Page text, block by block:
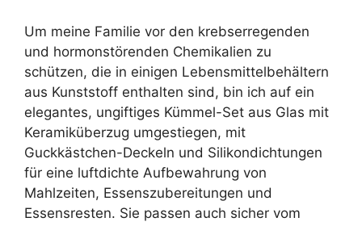
Um meine Familie vor den krebserregenden
und hormonstörenden Chemikalien zu
schützen, die in einigen Lebensmittelbehältern
aus Kunststoff enthalten sind, bin ich auf ein
elegantes, ungiftiges Kümmel-Set aus Glas mit
Keramiküberzug umgestiegen, mit
Guckkästchen-Deckeln und Silikondichtungen
für eine luftdichte Aufbewahrung von
Mahlzeiten, Essenszubereitungen und
Essensresten. Sie passen auch sicher vom